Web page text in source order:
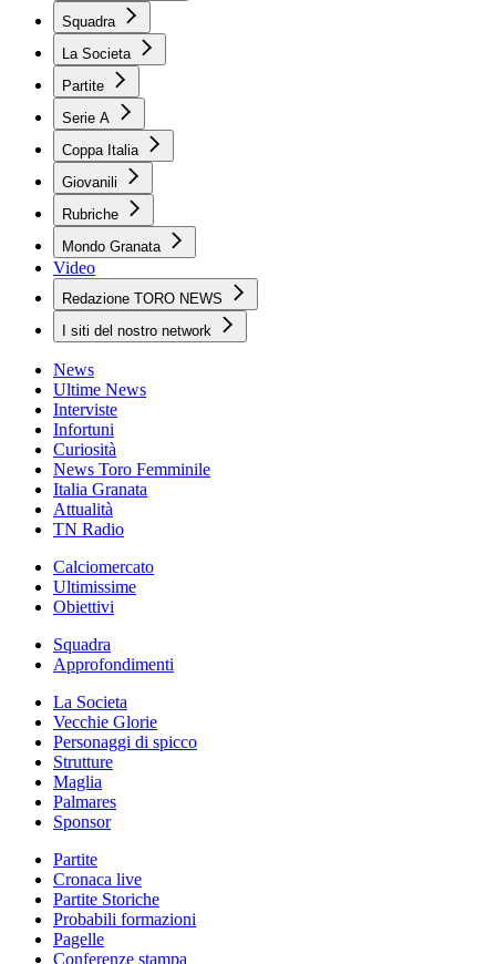
Squadra
La Societa
Partite
Serie A
Coppa Italia
Giovanili
Rubriche
Mondo Granata
Video
Redazione TORO NEWS
I siti del nostro network
News
Ultime News
Interviste
Infortuni
Curiosità
News Toro Femminile
Italia Granata
Attualità
TN Radio
Calciomercato
Ultimissime
Obiettivi
Squadra
Approfondimenti
La Societa
Vecchie Glorie
Personaggi di spicco
Strutture
Maglia
Palmares
Sponsor
Partite
Cronaca live
Partite Storiche
Probabili formazioni
Pagelle
Conferenze stampa